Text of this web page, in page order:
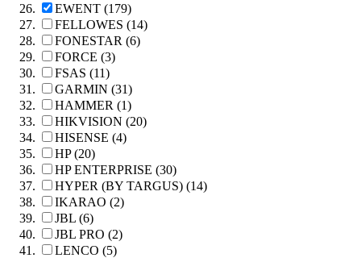
EWENT (179)
FELLOWES (14)
FONESTAR (6)
FORCE (3)
FSAS (11)
GARMIN (31)
HAMMER (1)
HIKVISION (20)
HISENSE (4)
HP (20)
HP ENTERPRISE (30)
HYPER (BY TARGUS) (14)
IKARAO (2)
JBL (6)
JBL PRO (2)
LENCO (5)